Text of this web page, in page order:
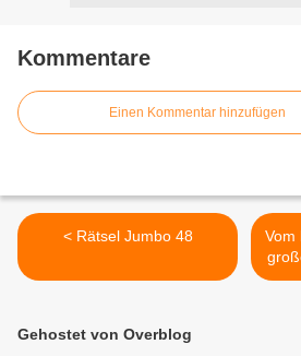
Kommentare
Einen Kommentar hinzufügen
< Rätsel Jumbo 48
Vom
Gehostet von Overblog